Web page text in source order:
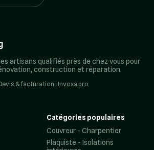
artisans qualifiés près de chez vous pour
construction et réparation.
& facturation : Invoxa.pro
Catégories populaires
Couvreur - Charpentier
Plaquiste - Isolations